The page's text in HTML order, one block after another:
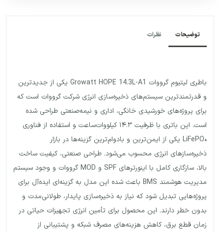
توضیحات نظرات
باطری لیتیوم گرووات Growatt HOPE 14.3L-A1 یکی از جدیدترین
و قدرتمندترین سیستم‌های ذخیره‌سازی انرژی شرکت گرووات است که
برای پروژه‌های خورشیدی خانگی، اداری و نیمه‌صنعتی طراحی شده
است. این باتری با ظرفیت ۱۴.۳ کیلووات‌ساعت و استفاده از فناوری
LiFePO₄ یکی از ایمن‌ترین و بادوام‌ترین گزینه‌ها در بازار
ذخیره‌سازهای انرژی محسوب می‌شود. طراحی صنعتی، کیفیت ساخت
بالا، سازگاری کامل با اینورترهای SPF و MOD گرووات و وجود سیستم
مدیریت هوشمند BMS باعث شده این مدل به گزینه‌ای ایده‌آل برای
پروژه‌هایی تبدیل شود که نیاز به ذخیره‌سازی پایدار، طولانی‌مدت و
بدون خطر دارند. این محصول برای تأمین انرژی تجهیزات حیاتی در
زمان قطع برق، کاهش هزینه‌های مصرف شبکه و پشتیبانی از